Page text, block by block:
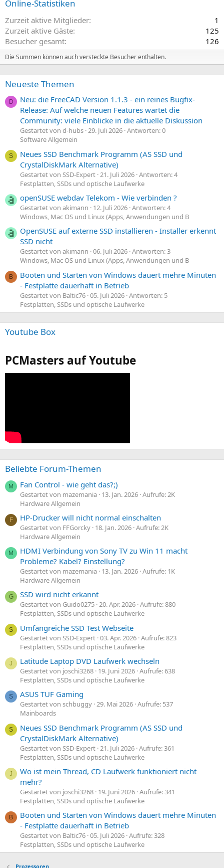
i
m
m
i
m
m
Online-Statistiken
Zurzeit aktive Mitglieder
1
Zurzeit aktive Gäste
125
Besucher gesamt
126
Die Summen können auch versteckte Besucher enthalten.
Neueste Themen
D
Neu: die FreeCAD Version 1.1.3 - ein reines Bugfix-
Release: Auf welche neuen Features wartet die
Community: viele Einblicke in die aktuelle Diskussion
Gestartet von d-hubs 29. Juli 2026 Antworten: 0
Software Allgemein
S
Neues SSD Benchmark Programm (AS SSD und
CrystalDiskMark Alternative)
Gestartet von SSD-Expert 21. Juli 2026 Antworten: 4
Festplatten, SSDs und optische Laufwerke
openSUSE webdav Telekom - Wie verbinden ?
Gestartet von akimann 12. Juli 2026 Antworten: 4
Windows, Mac OS und Linux (Apps, Anwendungen und B
OpenSUSE auf externe SSD installieren - Installer erkennt
SSD nicht
Gestartet von akimann 06. Juli 2026 Antworten: 3
Windows, Mac OS und Linux (Apps, Anwendungen und B
B
Booten und Starten von Windows dauert mehre Minuten
- Festplatte dauerhaft in Betrieb
Gestartet von Baltic76 05. Juli 2026 Antworten: 5
Festplatten, SSDs und optische Laufwerke
Youtube Box
PCMasters auf Youtube
Beliebte Forum-Themen
M Fan Control - wie geht das?;)
Gestartet von mazemania 13. Jan. 2026 Aufrufe: 2K
Hardware Allgemein
F HP-Drucker will nicht normal einschalten
Gestartet von FFGorcky 18. Jan. 2026 Aufrufe: 2K
Hardware Allgemein
M
HDMI Verbindung von Sony TV zu Win 11 macht
Probleme? Kabel? Einstellung?
Gestartet von mazemania 13. Jan. 2026 Aufrufe: 1K
Hardware Allgemein
G SSD wird nicht erkannt
Gestartet von Guido0275 20. Apr. 2026 Aufrufe: 880
Festplatten, SSDs und optische Laufwerke
S Umfangreiche SSD Test Webseite
Gestartet von SSD-Expert 03. Apr. 2026 Aufrufe: 823
Festplatten, SSDs und optische Laufwerke
J Latitude Laptop DVD Laufwerk wechseln
Gestartet von joschi3268 19. Juni 2026 Aufrufe: 638
Festplatten, SSDs und optische Laufwerke
S ASUS TUF Gaming
Gestartet von schbuggy 29. Mai 2026 Aufrufe: 537
Mainboards
S
Neues SSD Benchmark Programm (AS SSD und
CrystalDiskMark Alternative)
Gestartet von SSD-Expert 21. Juli 2026 Aufrufe: 361
Festplatten, SSDs und optische Laufwerke
J
Wo ist mein Thread, CD Laufwerk funktioniert nicht
mehr?
Gestartet von joschi3268 19. Juni 2026 Aufrufe: 341
Festplatten, SSDs und optische Laufwerke
B
Booten und Starten von Windows dauert mehre Minuten
- Festplatte dauerhaft in Betrieb
Gestartet von Baltic76 05. Juli 2026 Aufrufe: 328
Festplatten, SSDs und optische Laufwerke
Prozessoren